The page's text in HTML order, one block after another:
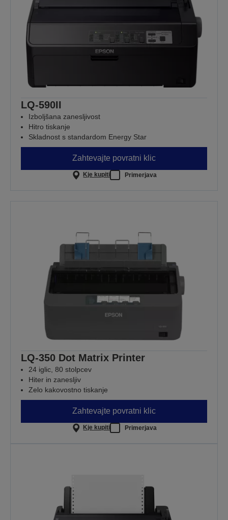
LQ-590II
Izboljšana zanesljivost
Hitro tiskanje
Skladnost s standardom Energy Star
Zahtevajte povratni klic
Kje kupiti Primerjava
LQ-350 Dot Matrix Printer
24 iglic, 80 stolpcev
Hiter in zanesljiv
Zelo kakovostno tiskanje
Zahtevajte povratni klic
Kje kupiti Primerjava